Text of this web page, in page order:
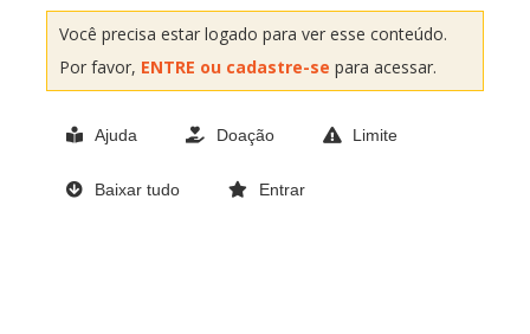
Você precisa estar logado para ver esse conteúdo.
Por favor, ENTRE ou cadastre-se para acessar.
Ajuda Doação Limite
Baixar tudo Entrar